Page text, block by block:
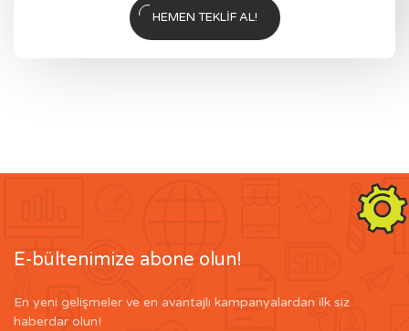
HEMEN TEKLIF AL!
E-bültenimize abone olun!
En yeni gelişmeler ve en avantajlı kampanyalardan ilk siz
haberdar olun!